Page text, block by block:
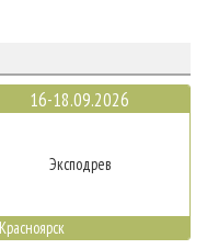
16-18.09.2026
Эксподрев
Красноярск